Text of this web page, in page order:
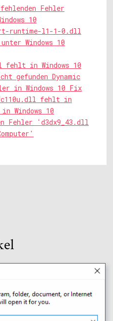
Fehler
10
runtime-l1-1-0.dll
Windows 10
fehlt in Windows 10
gefunden Dynamic
in Windows 10 Fix
fehlt in
Windows 10
Fehler 'd3dx9_43.dll